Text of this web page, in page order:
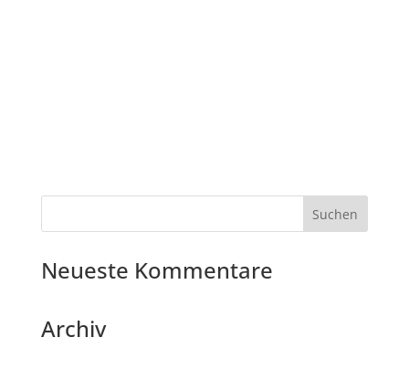
Neueste Kommentare
Archiv